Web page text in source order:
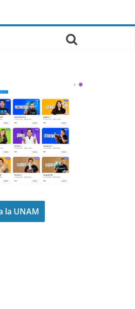
la UNAM